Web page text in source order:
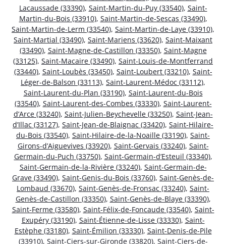
Lacaussade (33390), Saint-Martin-du-Puy (33540), Saint-
Martin-du-Bois (33910), Saint-Martin-de-Sescas (33490),
Saint-Martin-de-Lerm (33540), Saint-Martin-de-Laye (33910),
Saint-Martial (33490), Saint-Mariens (33620), Saint-Maixant
(33490), Saint-Magne-de-Castillon (33350), Saint-Magne
(33125), Saint-Macaire (33490), Saint-Louis-de-Montferrand
(33440), Saint-Loubès (33450), Saint-Loubert (33210), Saint-
Léger-de-Balson (33113), Saint-Laurent-Médoc (33112),
Saint-Laurent-du-Plan (33190), Saint-Laurent-du-Bois
(33540), Saint-Laurent-des-Combes (33330), Saint-Laurent-
d’Arce (33240), Saint-Julien-Beychevelle (33250), Saint-Jean-
d’Illac (33127), Saint-Jean-de-Blaignac (33420), Saint-Hilaire-
du-Bois (33540), Saint-Hilaire-de-la-Noaille (33190), Saint-
Girons-d’Aiguevives (33920), Saint-Gervais (33240), Saint-
Germain-du-Puch (33750), Saint-Germain-d’Esteuil (33340),
Saint-Germain-de-la-Rivière (33240), Saint-Germain-de-
Grave (33490), Saint-Genis-du-Bois (33760), Saint-Genès-de-
Lombaud (33670), Saint-Genès-de-Fronsac (33240), Saint-
Genès-de-Castillon (33350), Saint-Genès-de-Blaye (33390),
Saint-Ferme (33580), Saint-Félix-de-Foncaude (33540), Saint-
Exupéry (33190), Saint-Étienne-de-Lisse (33330), Saint-
Estèphe (33180), Saint-Émilion (33330), Saint-Denis-de-Pile
(33910), Saint-Ciers-sur-Gironde (33820), Saint-Ciers-de-